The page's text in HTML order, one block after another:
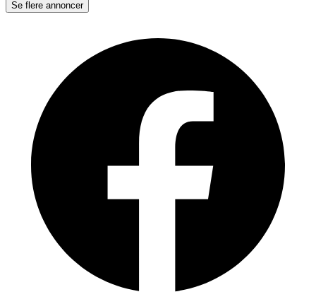
Se flere annoncer